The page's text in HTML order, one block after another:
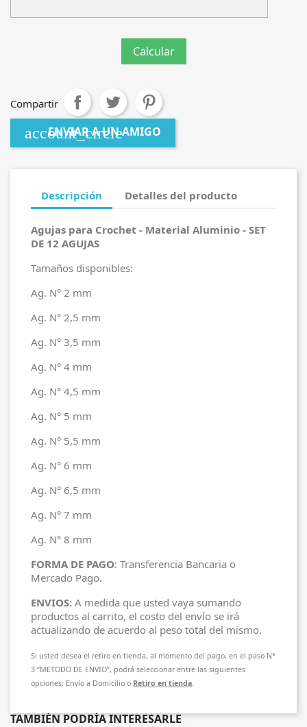
Compartir
account_circle
ENVIAR A UN AMIGO
Descripción Detalles del producto
Agujas para Crochet - Material Aluminio - SET
DE 12 AGUJAS
Tamaños disponibles:
Ag. N° 2 mm
Ag. N° 2,5 mm
Ag. N° 3,5 mm
Ag. N° 4 mm
Ag. N° 4,5 mm
Ag. N° 5 mm
Ag. N° 5,5 mm
Ag. N° 6 mm
Ag. N° 6,5 mm
Ag. N° 7 mm
Ag. N° 8 mm
FORMA DE PAGO: Transferencia Bancaria o
Mercado Pago.
ENVIOS: A medida que usted vaya sumando
productos al carrito, el costo del envío se irá
actualizando de acuerdo al peso total del mismo.
Si usted desea el retiro en tienda, al momento del pago, en el paso N°
3 “METODO DE ENVIO”, podrá seleccionar entre las siguientes
opciones: Envío a Domicilio o Retiro en tienda.
TAMBIÉN PODRÍA INTERESARLE